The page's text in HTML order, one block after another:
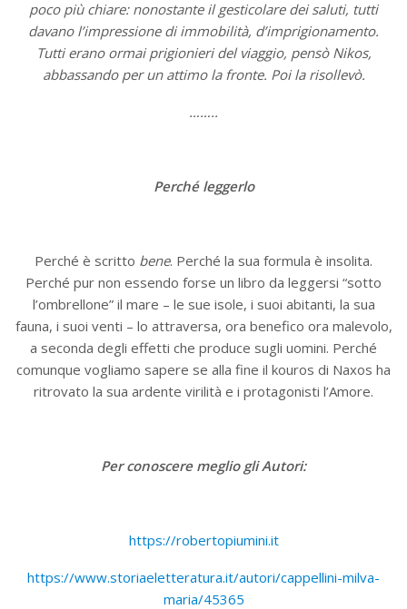
poco più chiare: nonostante il gesticolare dei saluti, tutti
davano l’impressione di immobilità, d’imprigionamento.
Tutti erano ormai prigionieri del viaggio, pensò Nikos,
abbassando per un attimo la fronte. Poi la risollevò.
……..
Perché leggerlo
Perché è scritto bene. Perché la sua formula è insolita.
Perché pur non essendo forse un libro da leggersi “sotto
l’ombrellone” il mare – le sue isole, i suoi abitanti, la sua
fauna, i suoi venti – lo attraversa, ora benefico ora malevolo,
a seconda degli effetti che produce sugli uomini. Perché
comunque vogliamo sapere se alla fine il kouros di Naxos ha
ritrovato la sua ardente virilità e i protagonisti l’Amore.
Per conoscere meglio gli Autori:
https://robertopiumini.it
https://www.storiaeletteratura.it/autori/cappellini-milva-
maria/45365